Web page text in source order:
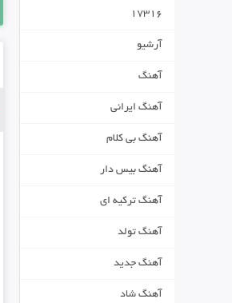
17316
آرشیو
آهنگ
آهنگ ایرانی
آهنگ بی کلام
آهنگ بیس دار
آهنگ ترکیه ای
آهنگ تولد
آهنگ جدید
آهنگ شاد